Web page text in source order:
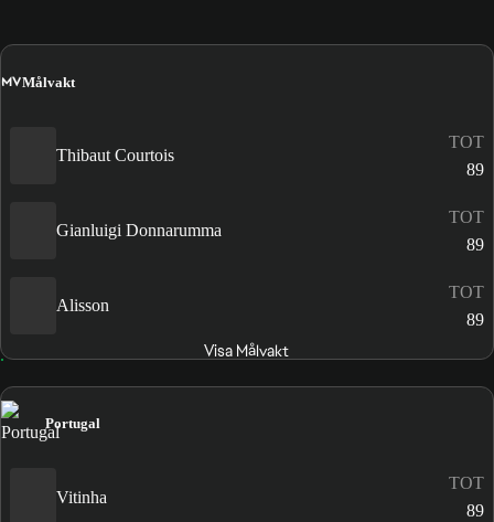
MVMålvakt
Thibaut Courtois
TOT
89
Gianluigi Donnarumma
TOT
89
Alisson
TOT
89
Visa Målvakt
Portugal
Vitinha
TOT
89